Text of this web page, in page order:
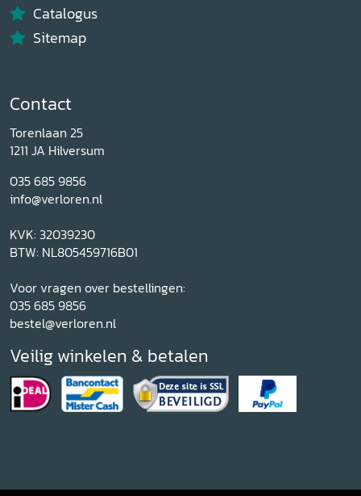
Catalogus
Sitemap
Contact
Torenlaan 25
1211 JA Hilversum
035 685 9856
info@verloren.nl
KVK: 32039230
BTW: NL805459716B01
Voor vragen over bestellingen:
035 685 9856
bestel@verloren.nl
Veilig winkelen & betalen